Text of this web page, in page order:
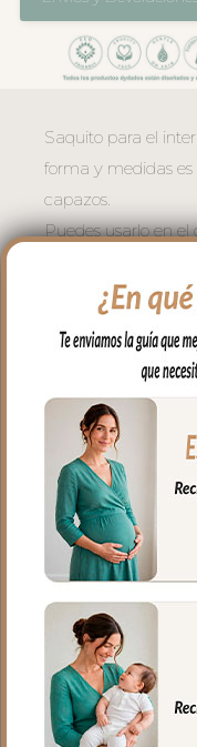
Saquito para el
forma y medidas
capazos.
Puedes usarlo en
Es un saquito
apto para todo tipo
En los laterales va
en la parte de
mayor seguridad.
El tejido exterior en
un piqué de algodón.
Para el tejido del
piqué de algodón o
El relleno del
para mayor confort
buena
Puedes lavar a
siempre agua fría,